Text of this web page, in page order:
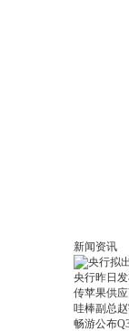
新闻资讯
央行拟
央行昨日
传苹果供
哇棒副总
畅游公布